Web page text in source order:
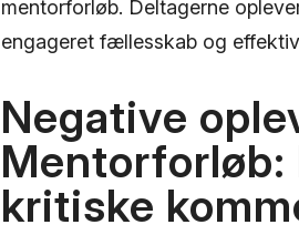
mentorforløb. Deltagerne
engageret fællesskab og
Negative
Mentorforløb:
kritiske